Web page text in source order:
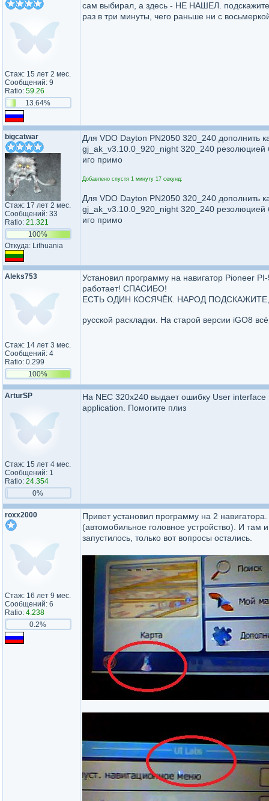
Стаж: 15 лет 2 мес.
Сообщений: 9
Ratio: 59.26
13.64%
сам выбирал, а здесь - НЕ НАШЕЛ. подскажите
раз в три минуты, чего раньше ни с
bigcatwar
Стаж: 17 лет 2 мес.
Сообщений: 33
Ratio: 21.321
100%
Откуда: Lithuania
Для VDO Dayton PN2050 320_240 дополнить
gj_ak_v3.10.0_920_night 320_240
иго примо
Добавлено спустя 1 минуту 17 секунд:
Для VDO Dayton PN2050 320_240 дополнить
gj_ak_v3.10.0_920_night 320_240
иго примо
Aleks753
Стаж: 14 лет 3 мес.
Сообщений: 4
Ratio: 0.299
100%
Установил программу на навигатор Pioneer
работает! СПАСИБО!
ЕСТЬ ОДИН КОСЯЧЁК. НАРОД ПОДСКАЖИТЕ,
русской раскладки. На старой версии iGO8
ArturSP
Стаж: 15 лет 4 мес.
Сообщений: 1
Ratio: 24.354
0%
На NEC 320x240 выдает ошибку User
application. Помогите плиз
roxx2000
Стаж: 16 лет 9 мес.
Сообщений: 6
Ratio: 4.238
0.2%
Привет установил программу на 2
(автомобильное головное устройство). И там
запустилось, только вот вопросы остались.